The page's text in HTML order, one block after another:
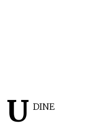
U DINE